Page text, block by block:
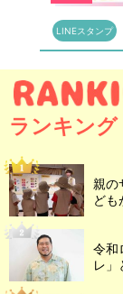
LINEスタンプ
ランキング
親の
ども
令和
レ」